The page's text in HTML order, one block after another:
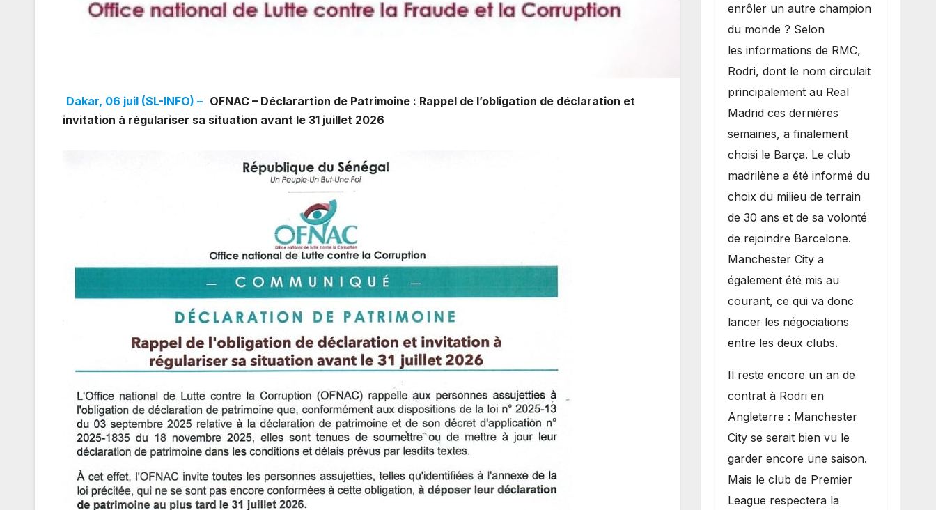
Dakar, 06 juil (SL-INFO) – OFNAC – Déclarartion de Patrimoine : Rappel de l’obligation de déclaration et
invitation à régulariser sa situation avant le 31 juillet 2026
enrôler un autre champion
du monde ? Selon
les informations de RMC,
Rodri, dont le nom circulait
principalement au Real
Madrid ces dernières
semaines, a finalement
choisi le Barça. Le club
madrilène a été informé du
choix du milieu de terrain
de 30 ans et de sa volonté
de rejoindre Barcelone.
Manchester City a
également été mis au
courant, ce qui va donc
lancer les négociations
entre les deux clubs.
​Il reste encore un an de
contrat à Rodri en
Angleterre : Manchester
City se serait bien vu le
garder encore une saison.
Mais le club de Premier
League respectera la